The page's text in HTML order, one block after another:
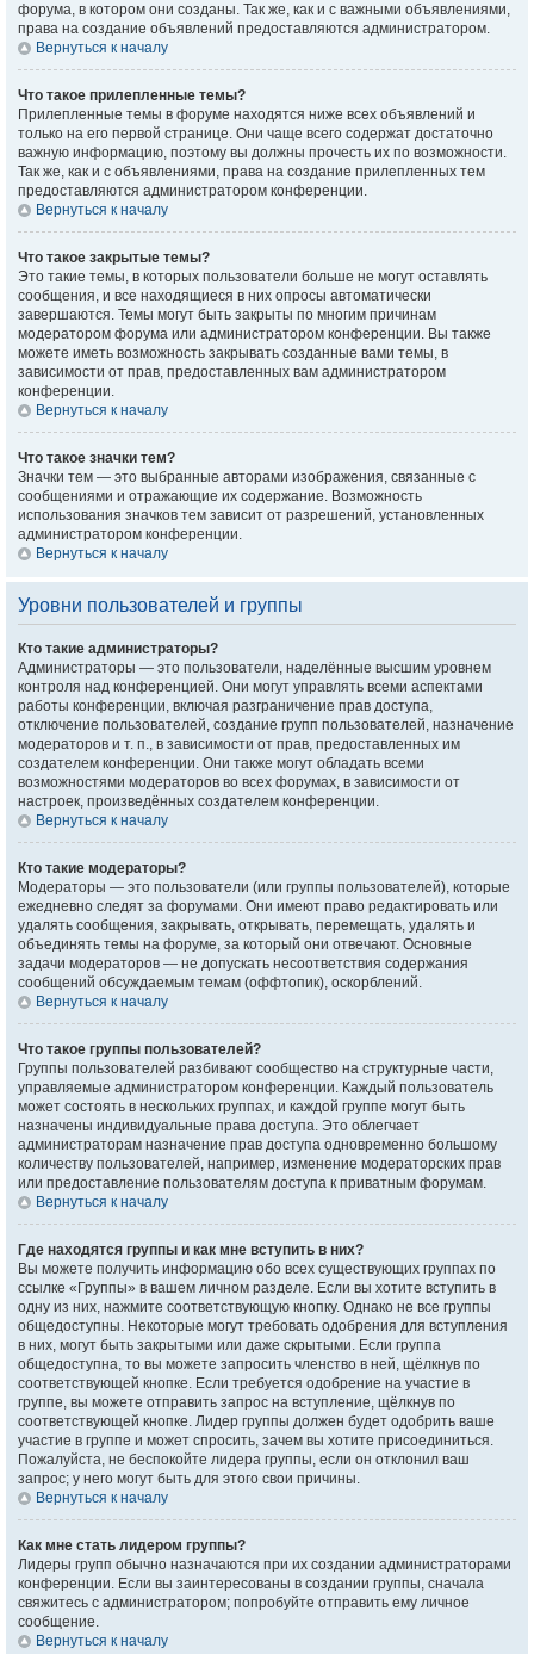
форума, в котором они созданы. Так же, как и с важными объявлениями,
права на создание объявлений предоставляются администратором.
Вернуться к началу
Что такое прилепленные темы?
Прилепленные темы в форуме находятся ниже всех объявлений и
только на его первой странице. Они чаще всего содержат достаточно
важную информацию, поэтому вы должны прочесть их по возможности.
Так же, как и с объявлениями, права на создание прилепленных тем
предоставляются администратором конференции.
Вернуться к началу
Что такое закрытые темы?
Это такие темы, в которых пользователи больше не могут оставлять
сообщения, и все находящиеся в них опросы автоматически
завершаются. Темы могут быть закрыты по многим причинам
модератором форума или администратором конференции. Вы также
можете иметь возможность закрывать созданные вами темы, в
зависимости от прав, предоставленных вам администратором
конференции.
Вернуться к началу
Что такое значки тем?
Значки тем — это выбранные авторами изображения, связанные с
сообщениями и отражающие их содержание. Возможность
использования значков тем зависит от разрешений, установленных
администратором конференции.
Вернуться к началу
Уровни пользователей и группы
Кто такие администраторы?
Администраторы — это пользователи, наделённые высшим уровнем
контроля над конференцией. Они могут управлять всеми аспектами
работы конференции, включая разграничение прав доступа,
отключение пользователей, создание групп пользователей, назначение
модераторов и т. п., в зависимости от прав, предоставленных им
создателем конференции. Они также могут обладать всеми
возможностями модераторов во всех форумах, в зависимости от
настроек, произведённых создателем конференции.
Вернуться к началу
Кто такие модераторы?
Модераторы — это пользователи (или группы пользователей), которые
ежедневно следят за форумами. Они имеют право редактировать или
удалять сообщения, закрывать, открывать, перемещать, удалять и
объединять темы на форуме, за который они отвечают. Основные
задачи модераторов — не допускать несоответствия содержания
сообщений обсуждаемым темам (оффтопик), оскорблений.
Вернуться к началу
Что такое группы пользователей?
Группы пользователей разбивают сообщество на структурные части,
управляемые администратором конференции. Каждый пользователь
может состоять в нескольких группах, и каждой группе могут быть
назначены индивидуальные права доступа. Это облегчает
администраторам назначение прав доступа одновременно большому
количеству пользователей, например, изменение модераторских прав
или предоставление пользователям доступа к приватным форумам.
Вернуться к началу
Где находятся группы и как мне вступить в них?
Вы можете получить информацию обо всех существующих группах по
ссылке «Группы» в вашем личном разделе. Если вы хотите вступить в
одну из них, нажмите соответствующую кнопку. Однако не все группы
общедоступны. Некоторые могут требовать одобрения для вступления
в них, могут быть закрытыми или даже скрытыми. Если группа
общедоступна, то вы можете запросить членство в ней, щёлкнув по
соответствующей кнопке. Если требуется одобрение на участие в
группе, вы можете отправить запрос на вступление, щёлкнув по
соответствующей кнопке. Лидер группы должен будет одобрить ваше
участие в группе и может спросить, зачем вы хотите присоединиться.
Пожалуйста, не беспокойте лидера группы, если он отклонил ваш
запрос; у него могут быть для этого свои причины.
Вернуться к началу
Как мне стать лидером группы?
Лидеры групп обычно назначаются при их создании администраторами
конференции. Если вы заинтересованы в создании группы, сначала
свяжитесь с администратором; попробуйте отправить ему личное
сообщение.
Вернуться к началу